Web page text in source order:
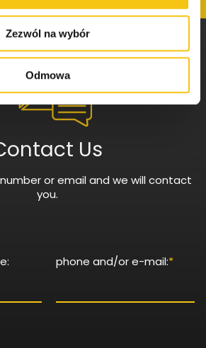
Zezwól na wybór
Odmowa
Us
or email and we will contact
you.
phone and/or e-mail:*